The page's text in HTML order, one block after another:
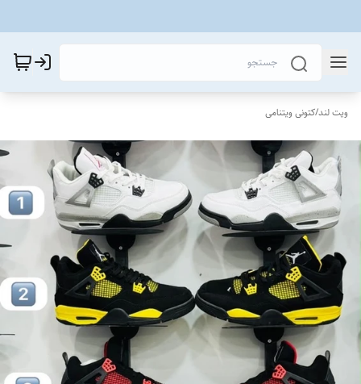
ویت لند/کتونی ویتنامی